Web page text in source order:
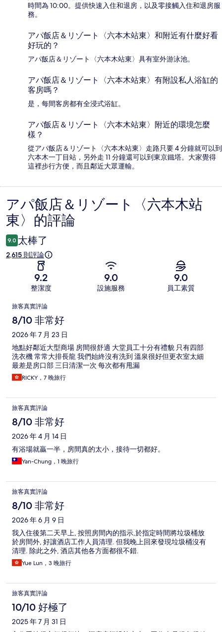
時間為 10:00。提供快速入住和退房，以及零接觸入住和退房服
務。
アパ飯店＆リゾート〈六本木站東〉和附近有什麼好看
好玩的？
アパ飯店＆リゾート〈六本木站東〉具有室外游泳池。
アパ飯店＆リゾート〈六本木站東〉有附設私人浴缸的
客房嗎？
是，每間客房都有全浸式浴缸。
アパ飯店＆リゾート〈六本木站東〉附近的環境怎麼
樣？
從アパ飯店＆リゾート〈六本木站東〉走路只要 4 分鐘就可以到
六本木一丁目站，另外走 11 分鐘還可以到東京鐵塔。大家覺得
這裡步行方便，而且鄰近大眾運輸。
評
論
アパ飯店＆リゾート〈六本木站
東〉的評論
9.0 太棒了
2,615 則評論
9.2
整潔度
9.0
設施服務
9.0
員工素質
評
論
旅客真實評論
8/10 非常好
2026 年 7 月 23 日
地點好鄰近大型商場 房間很舒適 大堂員工十分有禮貌 只有四部
洗衣機 常常大排長龍 我們始終沒有洗到 溫泉很好但更衣室太細
最差是房口部 三日清潔一次 每次都有甩漏
RICKY，7 晚旅行
旅客真實評論
8/10 非常好
2026 年 4 月 14 日
有浴場就贏一半，房間真的太小，接待一切都好。
Yan-Chung，1 晚旅行
旅客真實評論
8/10 非常好
2026 年 6 月 9 日
我入住後第二天早上, 按照房間內的指示,於指定時間將垃圾桶放
於房間外, 好讓酒店工作人員清理. 但我晚上回來發現垃圾桶沒有
清理. 除此之外, 酒店其他各方面都很不錯.
Yue Lun，3 晚旅行
旅客真實評論
10/10 好極了
2025 年 7 月 31 日